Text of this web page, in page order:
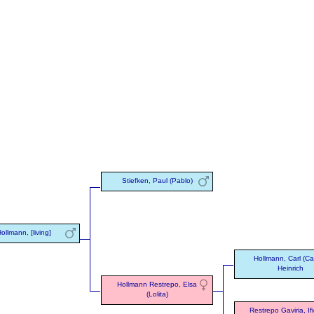
[living]
Stiefken, Paul (Pablo)
Hollmann Restrepo, Elsa
(Lolita)
Hollmann, Carl
Heinrich
Restrepo Gaviria,